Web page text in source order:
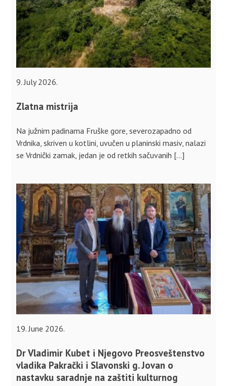
9. July 2026.
Zlatna mistrija
Na južnim padinama Fruške gore, severozapadno od
Vrdnika, skriven u kotlini, uvučen u planinski masiv, nalazi
se Vrdnički zamak, jedan je od retkih sačuvanih […]
19. June 2026.
Dr Vladimir Kubet i Njegovo Preosveštenstvo
vladika Pakrački i Slavonski g. Jovan o
nastavku saradnje na zaštiti kulturnog